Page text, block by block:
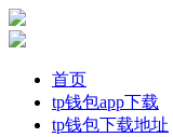
首页
tp钱包app下载
tp钱包下载地址